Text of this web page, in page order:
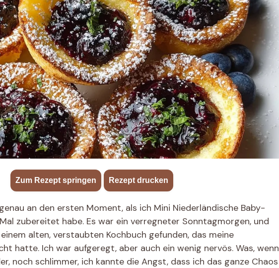
Zum Rezept springen Rezept drucken
an den ersten Moment, als ich Mini Niederländische Baby-
zubereitet habe. Es war ein verregneter Sonntagmorgen, und
alten, verstaubten Kochbuch gefunden, das meine
hatte. Ich war aufgeregt, aber auch ein wenig nervös. Was, wenn
noch schlimmer, ich kannte die Angst, dass ich das ganze Chaos